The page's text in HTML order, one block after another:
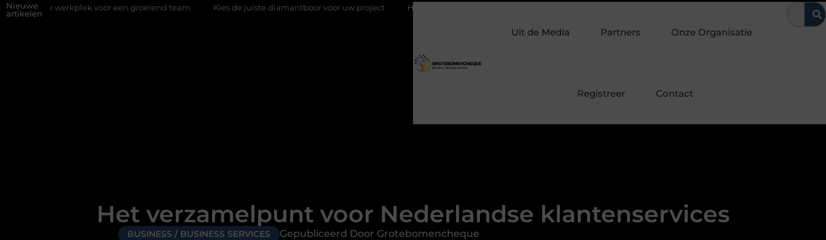
Nieuwe
artikelen
voor een groeiend team Kies de juiste diamantboor voor uw project Hoe weersomstandigheden de internationale uienhandel op een bepaalde manier beïnvloeden Van Voorburg-
Uit de Media Partners Onze Organisatie
Registreer Contact
Het verzamelpunt voor Nederlandse klantenservices
BUSINESS / BUSINESS SERVICES Gepubliceerd Door Grotebomencheque